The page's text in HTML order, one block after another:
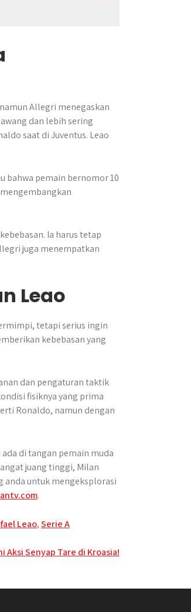
Allegri menegaskan
dan lebih sering
saat di Juventus. Leao
bahwa pemain bernomor 10
Ia harus tetap
juga menempatkan
Leao
tetapi serius ingin
kebebasan yang
dan pengaturan taktik
fisiknya yang prima
Ronaldo, namun dengan
di tangan pemain muda
juang tinggi, Milan
anda untuk mengeksplorasi
.
Leao,Serie A
Aksi Senyap Tare di Kroasia!